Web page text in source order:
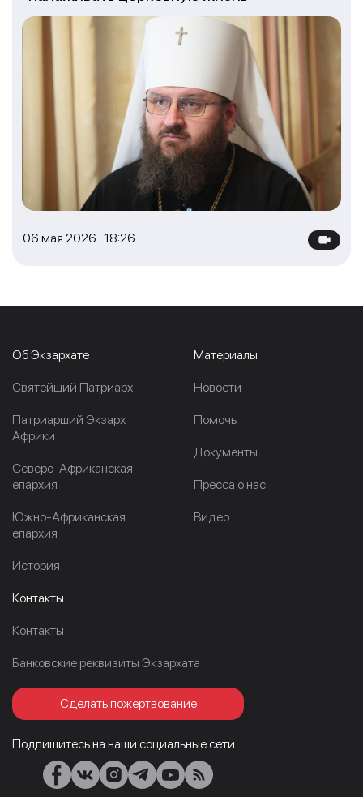
06 мая 2026 18:26
Об Экзархате
Cвятейший Патриарх
Патриарший Экзарх
Африки
Северо-Африканская
епархия
Южно-Африканская
епархия
История
Материалы
Новости
Помочь
Документы
Пресса о нас
Видео
Контакты
Контакты
Банковские реквизиты Экзархата
Сделать пожертвование
Подпишитесь на наши социальные сети: